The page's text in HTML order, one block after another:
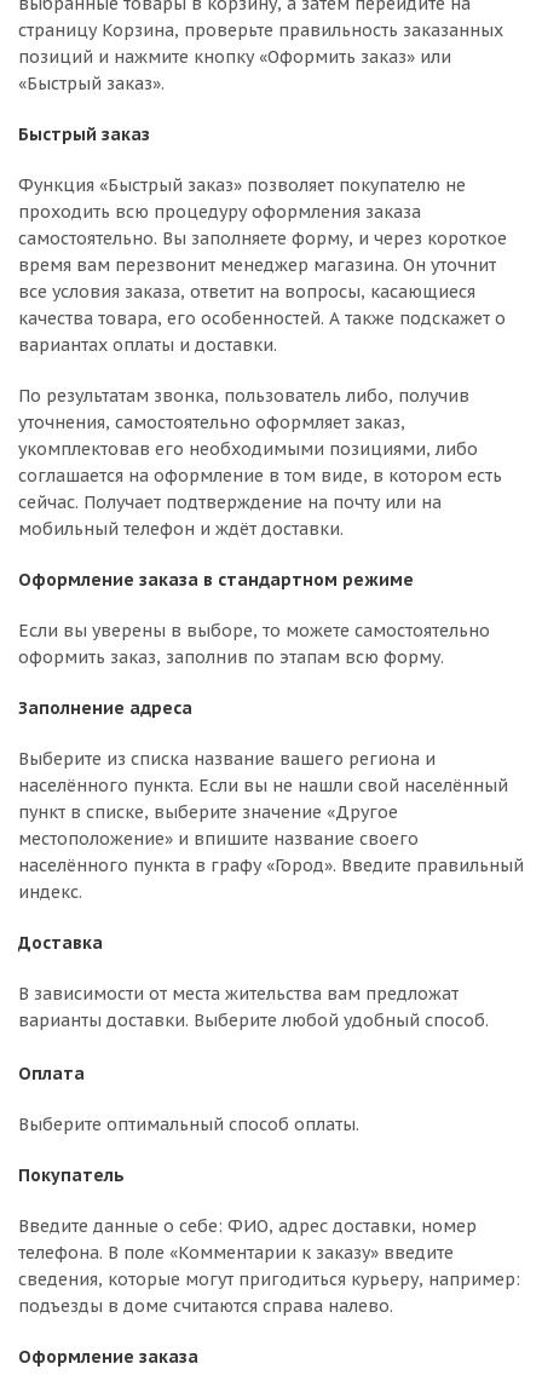
страницу Корзина, проверьте правильность заказанных
позиций и нажмите кнопку «Оформить заказ» или
«Быстрый заказ».
Быстрый заказ
Функция «Быстрый заказ» позволяет покупателю не
проходить всю процедуру оформления заказа
самостоятельно. Вы заполняете форму, и через короткое
время вам перезвонит менеджер магазина. Он уточнит
все условия заказа, ответит на вопросы, касающиеся
качества товара, его особенностей. А также подскажет о
вариантах оплаты и доставки.
По результатам звонка, пользователь либо, получив
уточнения, самостоятельно оформляет заказ,
укомплектовав его необходимыми позициями, либо
соглашается на оформление в том виде, в котором есть
сейчас. Получает подтверждение на почту или на
мобильный телефон и ждёт доставки.
Оформление заказа в стандартном режиме
Если вы уверены в выборе, то можете самостоятельно
оформить заказ, заполнив по этапам всю форму.
Заполнение адреса
Выберите из списка название вашего региона и
населённого пункта. Если вы не нашли свой населённый
пункт в списке, выберите значение «Другое
местоположение» и впишите название своего
населённого пункта в графу «Город». Введите правильный
индекс.
Доставка
В зависимости от места жительства вам предложат
варианты доставки. Выберите любой удобный способ.
Оплата
Выберите оптимальный способ оплаты.
Покупатель
Введите данные о себе: ФИО, адрес доставки, номер
телефона. В поле «Комментарии к заказу» введите
сведения, которые могут пригодиться курьеру, например:
подъезды в доме считаются справа налево.
Оформление заказа